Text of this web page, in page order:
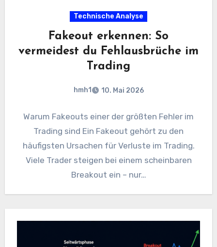
Technische Analyse
Fakeout erkennen: So
vermeidest du Fehlausbrüche im
Trading
hmh1 10. Mai 2026
Warum Fakeouts einer der größten Fehler im
Trading sind Ein Fakeout gehört zu den
häufigsten Ursachen für Verluste im Trading.
Viele Trader steigen bei einem scheinbaren
Breakout ein – nur…